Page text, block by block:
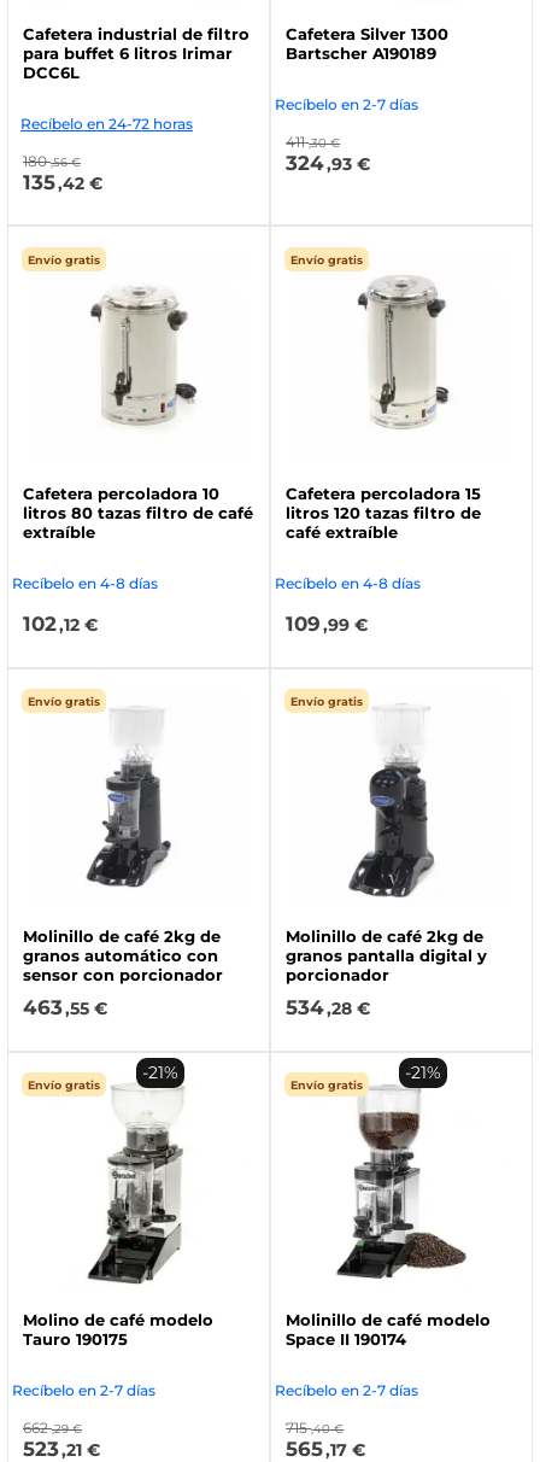
Cafetera industrial de filtro
para buffet 6 litros Irimar
DCC6L
Recíbelo en 24-72 horas
180 ,56 €
135,42 €
Cafetera Silver 1300
Bartscher A190189
Recíbelo en 2-7 días
411 ,30 €
324,93 €
Envío gratis
Cafetera percoladora 10
litros 80 tazas filtro de café
extraíble
Recíbelo en 4-8 días
102,12 €
Envío gratis
Cafetera percoladora 15
litros 120 tazas filtro de
café extraíble
Recíbelo en 4-8 días
109,99 €
Envío gratis
Molinillo de café 2kg de
granos automático con
sensor con porcionador
463,55 €
Envío gratis
Molinillo de café 2kg de
granos pantalla digital y
porcionador
534,28 €
Envío gratis
Molino de café modelo
Tauro 190175
Recíbelo en 2-7 días
662 ,29 €
523,21 €
-21%
Envío gratis
Molinillo de café modelo
Space II 190174
Recíbelo en 2-7 días
715 ,40 €
565,17 €
-21%